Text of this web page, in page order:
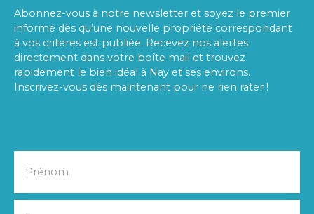
Abonnez-vous à notre newsletter et soyez le premier
informé dès qu’une nouvelle propriété correspondant
à vos critères est publiée. Recevez nos alertes
directement dans votre boîte mail et trouvez
rapidement le bien idéal à Nay et ses environs.
Inscrivez-vous dès maintenant pour ne rien rater !
Prénom